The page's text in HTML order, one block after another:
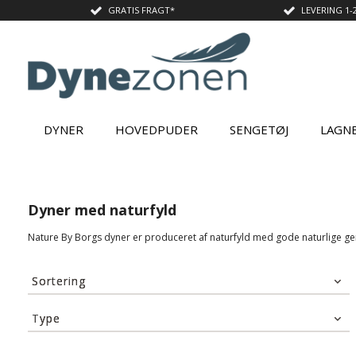
GRATIS FRAGT* LEVERING 1-
DYNER HOVEDPUDER SENGETØJ
Dyner med naturfyld
Nature By Borgs dyner er produceret af naturfyld med gode naturlige
Sortering
Pris stigende
Type